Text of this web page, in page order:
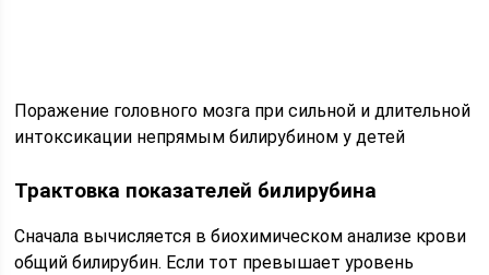
Поражение головного мозга при сильной и длительной
интоксикации непрямым билирубином у детей
Трактовка показателей билирубина
Сначала вычисляется в биохимическом анализе крови
общий билирубин. Если тот превышает уровень